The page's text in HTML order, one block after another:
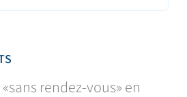
rendez-vous» en